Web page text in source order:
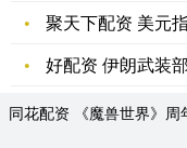
聚天下配资 美元指
好配资 伊朗武装
同花配资 《魔兽世界》